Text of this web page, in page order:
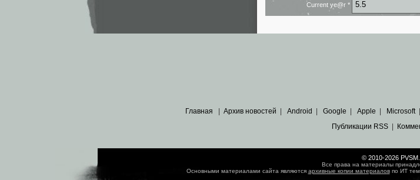
Current ye@r *
Главная Архив новостей Android Google Apple Microsoft
Публикации RSS|
© 2010-2026
Все права на материалы
Основными материалами сайта являются архивные копии материаловпо ИТ